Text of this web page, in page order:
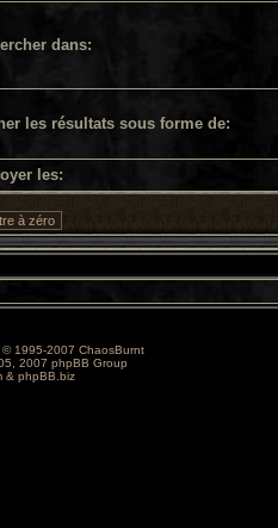
dans:
les résultats sous forme de:
les:
© 1995-2007 ChaosBurnt
2007 phpBB Group
& phpBB.biz